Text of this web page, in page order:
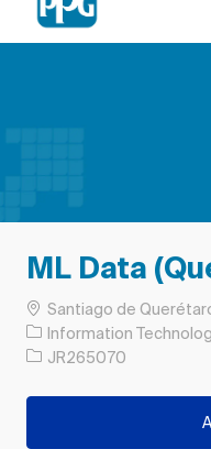
ML Data
LocSantiago de
Information
Job IdJR265070